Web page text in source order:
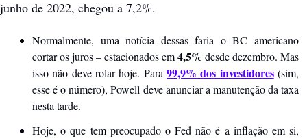
junho de 2022, chegou a 7,2%.
Normalmente, uma notícia dessas faria o BC americano
cortar os juros – estacionados em 4,5% desde dezembro. Mas
isso não deve rolar hoje. Para 99,9% dos investidores (sim,
esse é o número), Powell deve anunciar a manutenção da taxa
nesta tarde.
Hoje, o que tem preocupado o Fed não é a inflação em si,